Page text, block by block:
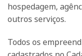
hospedagem,
outros serviços.
Todos os